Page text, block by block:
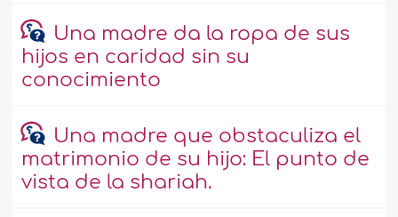
Una madre da la ropa de sus
hijos en caridad sin su
conocimiento
Una madre que obstaculiza el
matrimonio de su hijo: El punto de
vista de la shariah.